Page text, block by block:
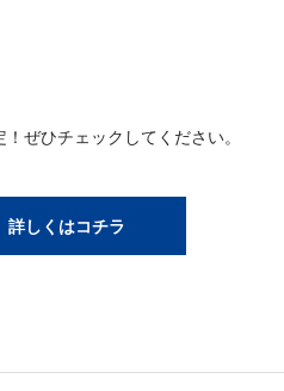
ぜひチェックしてください。
詳しくはコチラ